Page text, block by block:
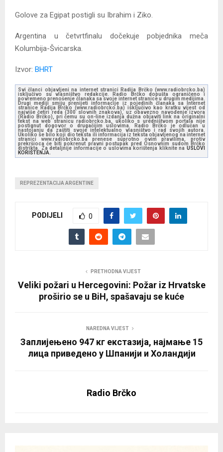
Golove za Egipat postigli su Ibrahim i Ziko.
Argentina u četvrtfinalu dočekuje pobjednika meča
Kolumbija-Švicarska.
Izvor: BHRT
Svi članci objavljeni na internet stranici Radija Brčko (www.radiobrcko.ba)
isključivo su vlasništvo redakcije. Radio Brčko dopušta ograničeno i
povremeno prenošenje članaka sa svoje internet stranice u drugim medijima.
Drugi mediji smiju prenijeti informacije iz pojedinih članaka sa Internet
stranice Radija Brčko (www.radiobrcko.ba) isključivo kao kratku vijest od
najviše četiri reda (300 slovnih znakova), uz obavezno navođenje izvora
(Radio Brčko), pri čemu su on-line izdanja dužna objaviti link na originalni
tekst na web stranicu radiobrcko.ba, ukoliko s uredništvom portala nije
postignut dogovor o drugačijim uslovima. Radio Brčko je odlučan u
nastojanju da zaštiti svoje intelektualno vlasništvo i rad svojih autora.
Ukoliko se bilo koji dio teksta ili informacija iz teksta objavljenog na internet
stranici www.radiobrcko.ba prenese suprotno ovim pravilima, protiv
prekršioca će biti pokrenut pravni postupak pred Osnovnim sudom Brčko
distrikta. Za detaljnije informacije o uslovima korištenja kliknite na USLOVI
KORIŠTENJA.
REPREZENTACIJA ARGENTINE
PODIJELI 0
PRETHODNA VIJEST
Veliki požari u Hercegovini: Požar iz Hrvatske
proširio se u BiH, spašavaju se kuće
NAREDNA VIJEST
Заплијењено 947 кг екстазија, најмање 15
лица приведено у Шпанији и Холандији
Radio Brčko